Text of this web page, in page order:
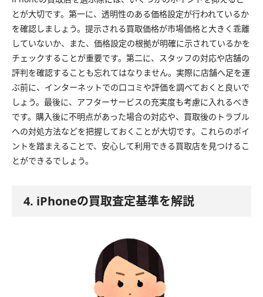
とが大切です。第一に、透明性のある価格設定が行われているか
を確認しましょう。提示される買取価格が市場価格と大きく乖離
していないか、また、価格設定の根拠が明確に示されているかを
チェックすることが重要です。第二に、スタッフの対応や店舗の
評判を確認することも忘れてはなりません。実際に店舗へ足を運
ぶ前に、インターネットでの口コミや評価を調べておくと良いで
しょう。最後に、アフターサービスの充実度も考慮に入れるべき
です。購入後に不明点があった場合の対応や、買取後のトラブル
への対処方法などを把握しておくことが大切です。これらのポイ
ントを踏まえることで、安心して利用できる買取店を見つけるこ
とができるでしょう。
4. iPhoneの買取査定基準を解説